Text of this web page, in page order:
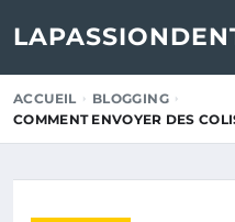
ACCUEIL
BLOGGING
COMMENT ENVOYER DES